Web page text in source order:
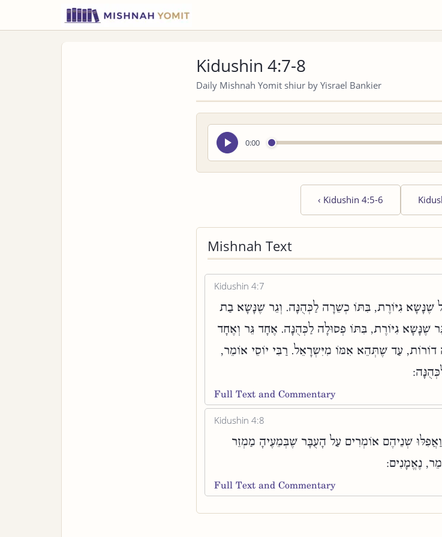
Kidushin 4:7-8
Daily Mishnah Yomit shiur by Yisrael Bankier
0:00
Seek
audio
‹ Kidushin 4:5-6
Mishnah Text
Kidushin 4:7
שֶׁנָּשָׂא גִיּוֹרֶת, בִּתּוֹ כְשֵׁרָה לַכְּהֻנָּה. וְגֵר שֶׁנָּשָׂא בַת
שֶׁנָּשָׂא גִיּוֹרֶת, בִּתּוֹ פְסוּלָה לַכְּהֻנָּה. אֶחָד גֵּר וְאֶחָד
עַד שֶׁתְּהֵא אִמּוֹ מִיִּשְׂרָאֵל. רַבִּי יוֹסֵי אוֹמֵר,
Full Text and Commentary
Kidushin 4:8
שְׁנֵיהֶם אוֹמְרִים עַל הָעֻבָּר שֶׁבְּמֵעֶיהָ מַמְזֵר
נֶאֱמָנִים:
Full Text and Commentary